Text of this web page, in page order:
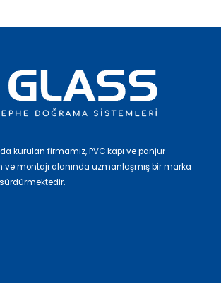
kurulan firmamız, PVC kapı ve panjur
montajı alanında uzmanlaşmış bir marka